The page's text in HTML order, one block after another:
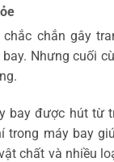
chắn gây
Nhưng cuối
bay được hút từ
trong máy bay
chất và nhiều